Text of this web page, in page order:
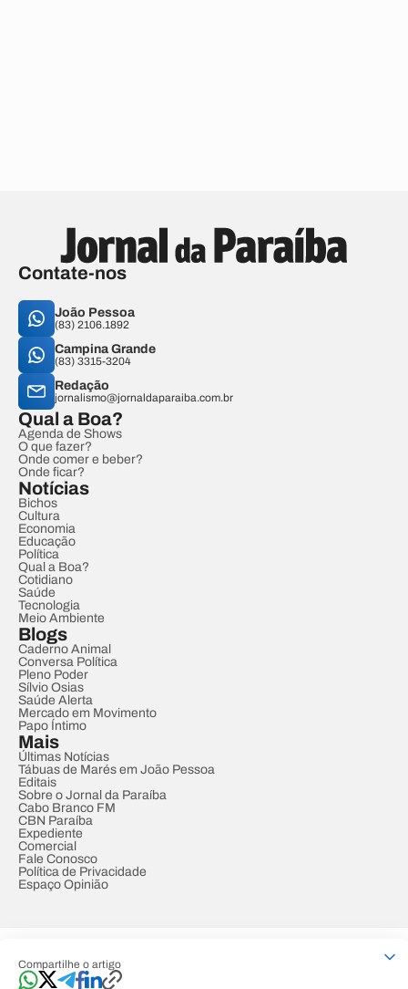
Compartilhe o artigo
Contate-nos
João Pessoa
(83) 2106.1892
Campina Grande
(83) 3315-3204
Redação
jornalismo@jornaldaparaiba.com.br
Qual a Boa?
Agenda de Shows
O que fazer?
Onde comer e beber?
Onde ficar?
Notícias
Bichos
Cultura
Economia
Educação
Política
Qual a Boa?
Cotidiano
Saúde
Tecnologia
Meio Ambiente
Blogs
Caderno Animal
Conversa Política
Pleno Poder
Sílvio Osias
Saúde Alerta
Mercado em Movimento
Papo Íntimo
Mais
Últimas Notícias
Tábuas de Marés em João Pessoa
Editais
Sobre o Jornal da Paraíba
Cabo Branco FM
CBN Paraíba
Expediente
Comercial
Fale Conosco
Política de Privacidade
Espaço Opinião
Developed by Designed by